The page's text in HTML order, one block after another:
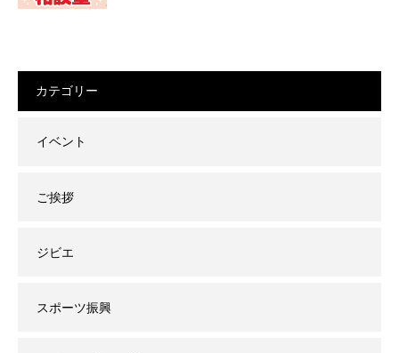
カテゴリー
イベント
ご挨拶
ジビエ
スポーツ振興